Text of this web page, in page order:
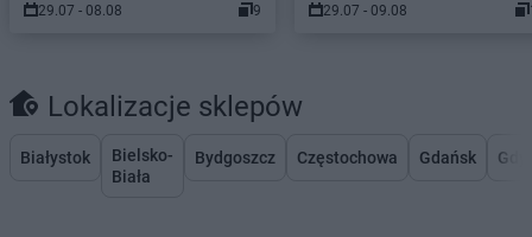
29.07 - 08.08
9
29.07 - 09.08
Lokalizacje sklepów
Białystok
Bielsko-
Biała
Bydgoszcz Częstochowa Gdańsk